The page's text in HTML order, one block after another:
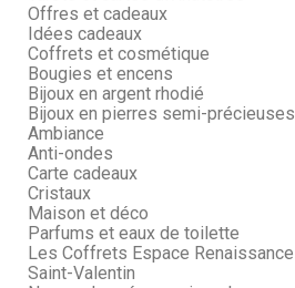
Offres et cadeaux
Idées cadeaux
Coffrets et cosmétique
Bougies et encens
Bijoux en argent rhodié
Bijoux en pierres semi-précieuses
Ambiance
Anti-ondes
Carte cadeaux
Cristaux
Maison et déco
Parfums et eaux de toilette
Les Coffrets Espace Renaissance
Saint-Valentin